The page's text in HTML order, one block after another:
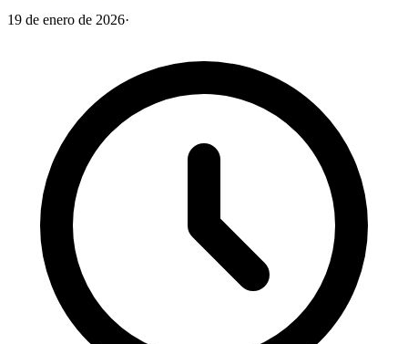
19 de enero de 2026·